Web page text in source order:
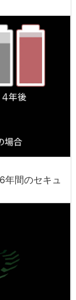
年間のセキュ